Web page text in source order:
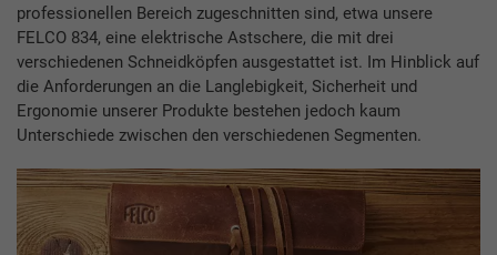
professionellen Bereich zugeschnitten sind, etwa unsere
FELCO 834, eine elektrische Astschere, die mit drei
verschiedenen Schneidköpfen ausgestattet ist. Im Hinblick auf
die Anforderungen an die Langlebigkeit, Sicherheit und
Ergonomie unserer Produkte bestehen jedoch kaum
Unterschiede zwischen den verschiedenen Segmenten.